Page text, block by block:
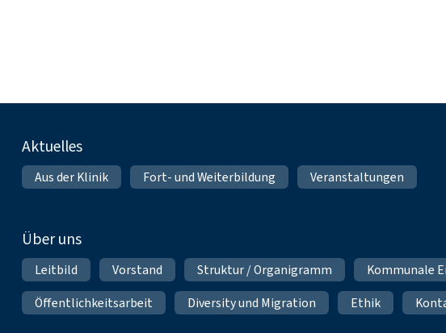
Fußnavigation
Aktuelles
Aus der Klinik Fort- und Weiterbildung Veranstaltungen
Über uns
Leitbild Vorstand Struktur / Organigramm Kommunale
Öffentlichkeitsarbeit
Diversity und Migration Ethik